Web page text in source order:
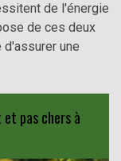
de l'énergie
de ces deux
une
et pas chers à